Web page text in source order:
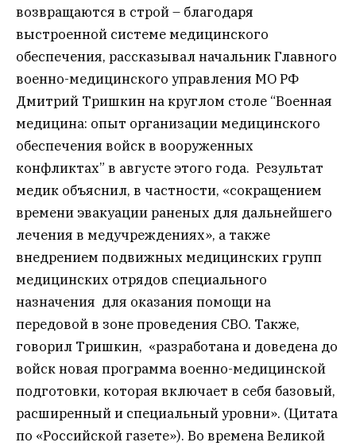
возвращаются в строй – благодаря
выстроенной системе медицинского
обеспечения, рассказывал начальник Главного
военно-медицинского управления МО РФ
Дмитрий Тришкин на круглом столе “Военная
медицина: опыт организации медицинского
обеспечения войск в вооруженных
конфликтах” в августе этого года. Результат
медик объяснил, в частности, «сокращением
времени эвакуации раненых для дальнейшего
лечения в медучреждениях», а также
внедрением подвижных медицинских групп
медицинских отрядов специального
назначения для оказания помощи на
передовой в зоне проведения СВО. Также,
говорил Тришкин, «разработана и доведена до
войск новая программа военно-медицинской
подготовки, которая включает в себя базовый,
расширенный и специальный уровни». (Цитата
по «Российской газете»). Во времена Великой